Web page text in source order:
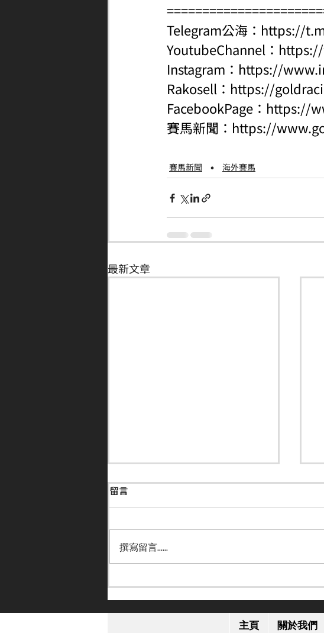
Telegram公海： https://
YoutubeChannel：
Instagram： https://
Rakosell： https://
FacebookPage： https://
賽馬新聞： https://
賽馬新聞 海外賽馬
最新文章
留言
撰寫留言......
主頁 關於我們